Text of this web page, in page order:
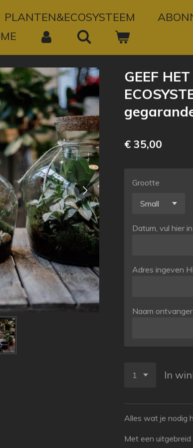
PLANTEN&ECOSYSTEEM
GEEF
€ 35,00
Grootte
Datum, vul hier in
Adres ingeven
Naam ontvanger
In
Alles wat je nodig
Met een